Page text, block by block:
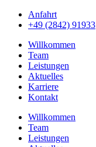
Anfahrt
+49 (2842) 91933
Willkommen
Team
Leistungen
Aktuelles
Karriere
Kontakt
Willkommen
Team
Leistungen